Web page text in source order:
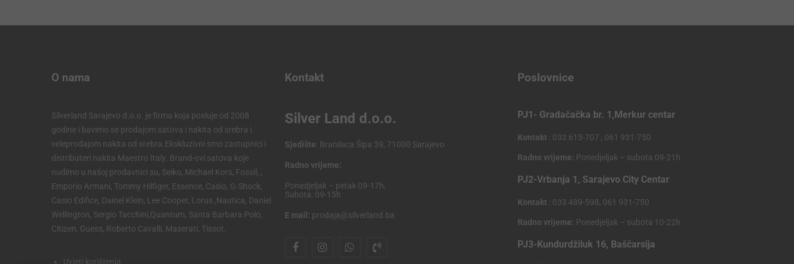
O nama
Silverland Sarajevo d.o.o. je firma koja posluje od 2008
godine i bavimo se prodajom satova i nakita od srebra i
veleprodajom nakita od srebra.Ekskluzivni smo zastupnici i
distributeri nakita Maestro Italy. Brand-ovi satova koje
nudimo u našoj prodavnici su, Seiko, Michael Kors, Fossil, ,
Emporio Armani, Tommy Hilfiger, Essence, Casio, G-Shock,
Casio Edifice, Dainel Klein, Lee Cooper, Lorus ,Nautica, Daniel
Wellington, Sergio Tacchini,Quantum, Santa Barbara Polo,
Citizen, Guess, Roberto Cavalli, Maserati, Tissot.
Uvjeti korištenja
Kontakt
Silver Land d.o.o.
Sjedište: Branilaca Šipa 39, 71000 Sarajevo
Radno vrijeme:
Ponedjeljak – petak 09-17h,
Subota: 09-15h
E mail: prodaja@silverland.ba
Poslovnice
PJ1- Gradačačka br. 1,Merkur centar
Kontakt : 033 615-707 , 061 931-750
Radno vrijeme: Ponedjeljak – subota 09-21h
PJ2-Vrbanja 1, Sarajevo City Centar
Kontakt : 033 489-598, 061 931-750
Radno vrijeme: Ponedjeljak – subota 10-22h
PJ3-Kundurdžiluk 16, Baščarsija